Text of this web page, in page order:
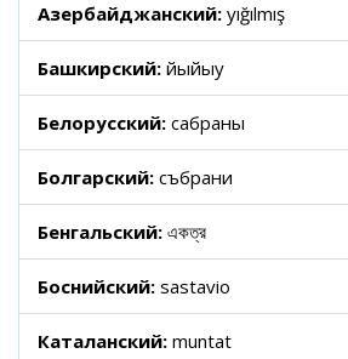
Азербайджанский: yığılmış
Башкирский: йыйыу
Белорусский: сабраны
Болгарский: събрани
Бенгальский: একত্র
Боснийский: sastavio
Каталанский: muntat